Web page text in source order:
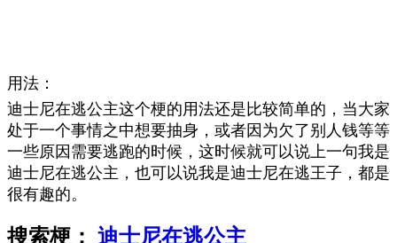
用法：
迪士尼在逃公主这个梗的用法还是比较简单的，当大家
处于一个事情之中想要抽身，或者因为欠了别人钱等等
一些原因需要逃跑的时候，这时候就可以说上一句我是
迪士尼在逃公主，也可以说我是迪士尼在逃王子，都是
很有趣的。
搜索梗： 迪士尼在逃公主